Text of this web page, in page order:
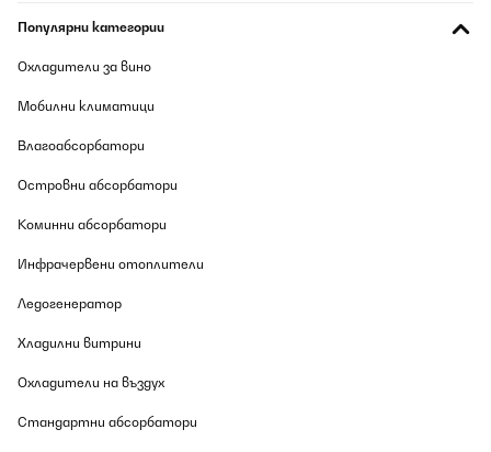
Популярни категории
Охладители за вино
Мобилни климатици
Влагоабсорбатори
Островни абсорбатори
Коминни абсорбатори
Инфрачервени отоплители
Ледогенератор
Хладилни витрини
Охладители на въздух
Стандартни абсорбатори